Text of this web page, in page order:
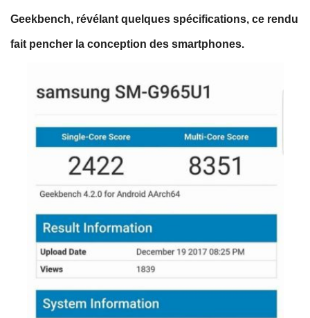
Geekbench, révélant quelques spécifications, ce rendu
fait pencher la conception des smartphones.